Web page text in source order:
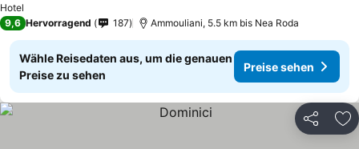
Hotel
9,6 Hervorragend 187 Ammouliani, 5.5 km bis Nea Roda
Wähle Reisedaten aus, um die genauen
Preise zu sehen
Preise sehen
Teilen